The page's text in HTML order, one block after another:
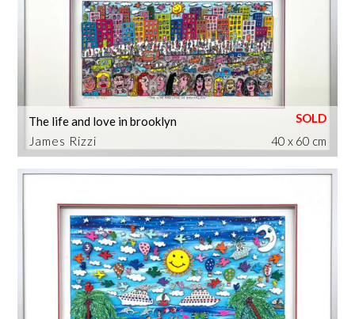
James Rizzi
The life and love in brooklyn
40 x 60 cm